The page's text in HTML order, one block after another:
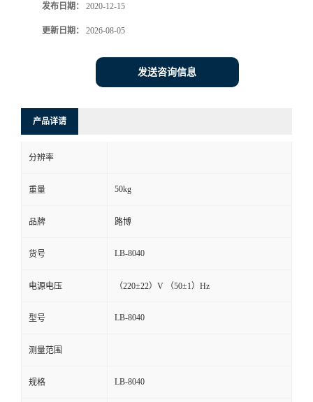
系
言
发布日期： 2020-12-15
更新日期： 2026-08-05
发送咨询信息
产品详请
分辨率
重量 50kg
品牌 路博
货号 LB-8040
电源电压 （220±22）V （50±1）Hz
型号 LB-8040
测量范围
规格 LB-8040